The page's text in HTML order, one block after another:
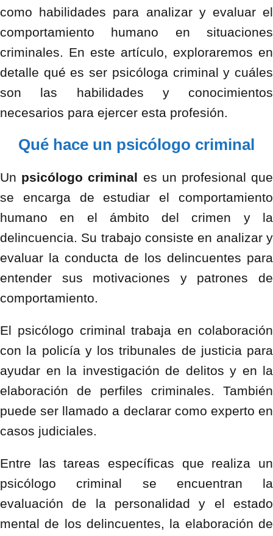
como habilidades para analizar y evaluar el
comportamiento humano en situaciones
criminales. En este artículo, exploraremos en
detalle qué es ser psicóloga criminal y cuáles
son las habilidades y conocimientos
necesarios para ejercer esta profesión.
Qué hace un psicólogo criminal
Un psicólogo criminal es un profesional que
se encarga de estudiar el comportamiento
humano en el ámbito del crimen y la
delincuencia. Su trabajo consiste en analizar y
evaluar la conducta de los delincuentes para
entender sus motivaciones y patrones de
comportamiento.
El psicólogo criminal trabaja en colaboración
con la policía y los tribunales de justicia para
ayudar en la investigación de delitos y en la
elaboración de perfiles criminales. También
puede ser llamado a declarar como experto en
casos judiciales.
Entre las tareas específicas que realiza un
psicólogo criminal se encuentran la
evaluación de la personalidad y el estado
mental de los delincuentes, la elaboración de